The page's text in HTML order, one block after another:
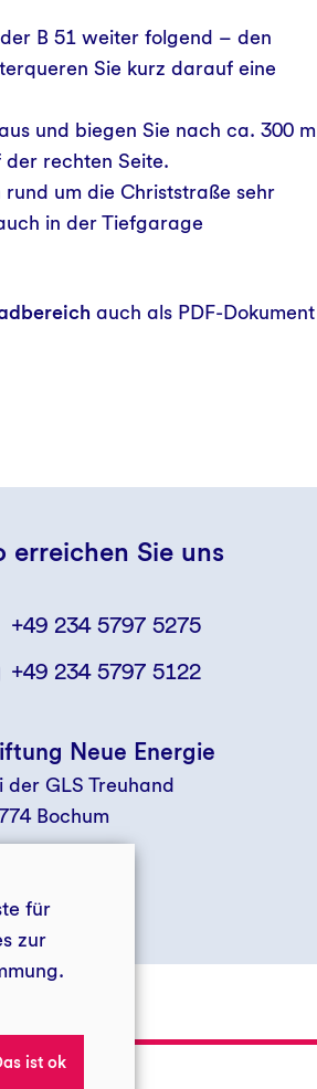
B 51 weiter folgend – den
Sie kurz darauf eine
und biegen Sie nach ca. 300 m
rechten Seite.
um die Christstraße sehr
in der Tiefgarage
auch als PDF-Dokument
erreichen Sie uns
+49 234 5797 5275
+49 234 5797 5122
Neue Energie
der GLS Treuhand
Bochum
für
zur
ist ok